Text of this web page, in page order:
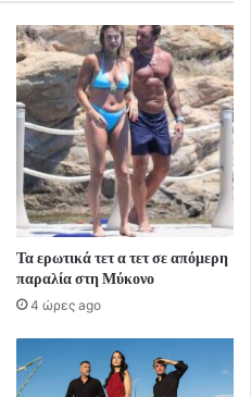
Τα ερωτικά τετ α τετ σε απόμερη
παραλία στη Μύκονο
4 ώρες ago